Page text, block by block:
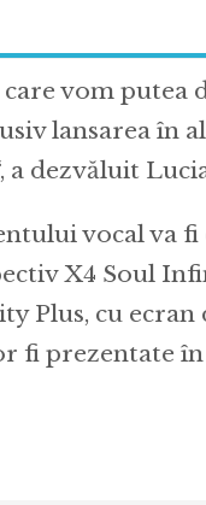
vom putea
lansarea în
a dezvăluit
vocal va
X4 Soul
Plus, cu
fi prezentate